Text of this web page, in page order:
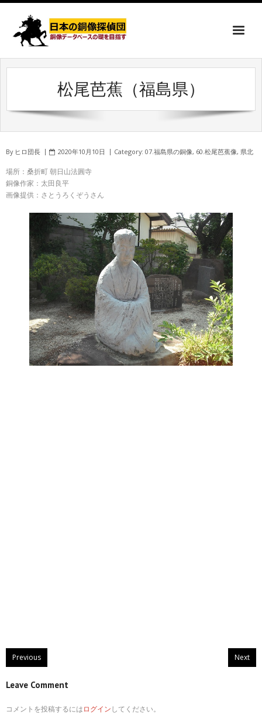
松尾芭蕉（福島県）
By ヒロ団長 2020年10月10日 Category: 07.福島県の銅像, 60.松尾芭蕉像, 県北
場所：桑折町 朝日山法圓寺
銅像作家：太田良平
画像提供：さとうろくぞうさん
Previous Next
Leave Comment
コメントを投稿するにはログインしてください。